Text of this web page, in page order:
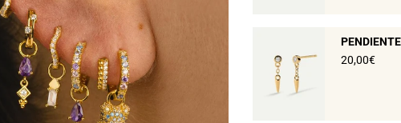
20,00€